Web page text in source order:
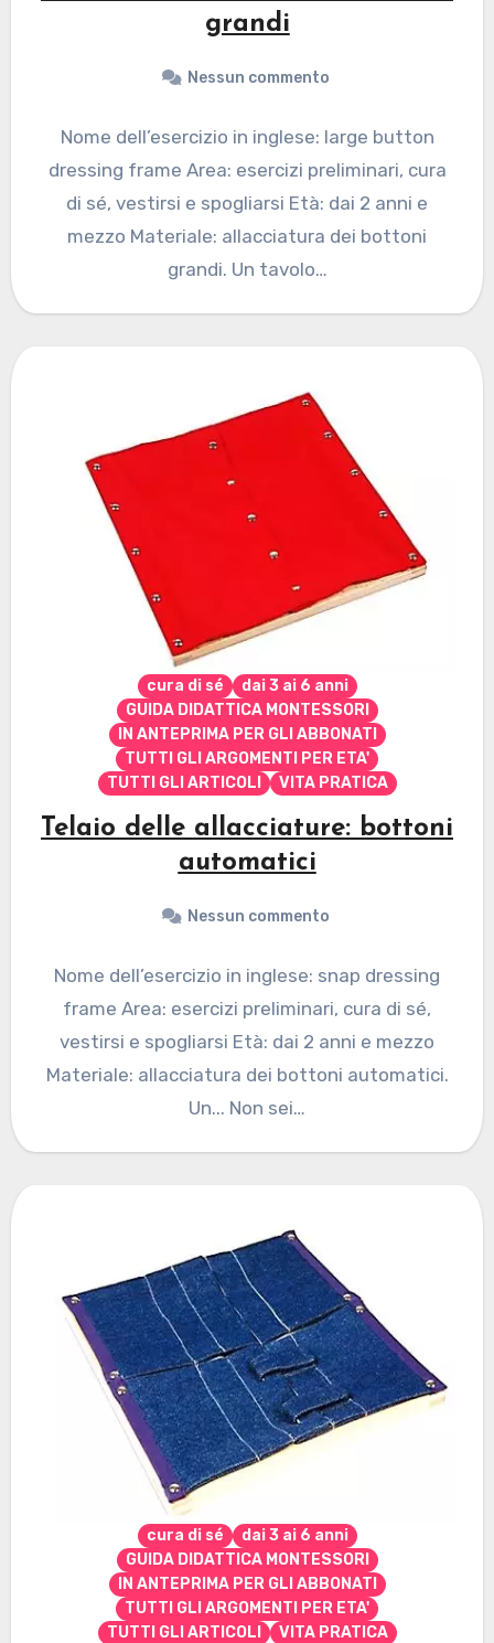
grandi
Nessun commento
Nome dell’esercizio in inglese: large button
dressing frame Area: esercizi preliminari, cura
di sé, vestirsi e spogliarsi Età: dai 2 anni e
mezzo Materiale: allacciatura dei bottoni
grandi. Un tavolo…
cura di sé
dai 3 ai 6 anni
GUIDA DIDATTICA MONTESSORI
IN ANTEPRIMA PER GLI ABBONATI
TUTTI GLI ARGOMENTI PER ETA'
TUTTI GLI ARTICOLI
VITA PRATICA
Telaio delle allacciature: bottoni
automatici
Nessun commento
Nome dell’esercizio in inglese: snap dressing
frame Area: esercizi preliminari, cura di sé,
vestirsi e spogliarsi Età: dai 2 anni e mezzo
Materiale: allacciatura dei bottoni automatici.
Un... Non sei…
cura di sé
dai 3 ai 6 anni
GUIDA DIDATTICA MONTESSORI
IN ANTEPRIMA PER GLI ABBONATI
TUTTI GLI ARGOMENTI PER ETA'
TUTTI GLI ARTICOLI
VITA PRATICA